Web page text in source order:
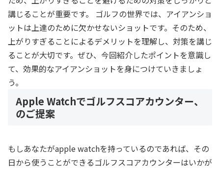
講じることが重要です。 ゴルフの世界では、アイアンショ
ットは上達のために欠かせないショットです。そのため、
上がりすぎることによるデメリットを理解し、対策を講じ
ることが大切です。ぜひ、今回紹介したポイントを意識し
て、効果的なアイアンショットを身につけていきましょ
う。
Apple Watchでゴルフスコアカウンター、
のご提案
もしあなたがapple watchを持っているのであれば、その
日から使うことができるゴルフスコアカウンターはいかが